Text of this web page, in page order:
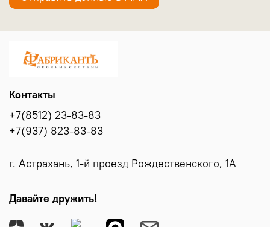
Контакты
+7(8512) 23-83-83
+7(937) 823-83-83
г. Астрахань, 1-й проезд Рождественского, 1А
Давайте дружить!